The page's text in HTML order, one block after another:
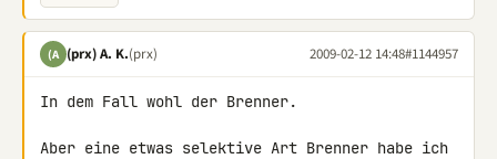
(A (prx) A. K.(prx) 2009-02-12 14:48#1144957
In dem Fall wohl der Brenner.
Aber eine etwas selektive Art Brenner habe ich